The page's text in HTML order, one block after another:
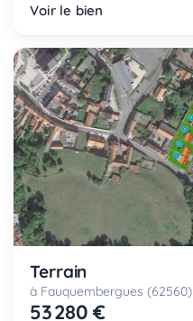
Voir le bien
Terrain
à Fauquembergues (62560)
53 280 €